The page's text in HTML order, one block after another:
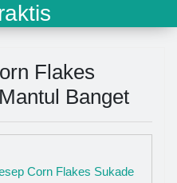
Flakes
Banget
Corn Flakes Sukade